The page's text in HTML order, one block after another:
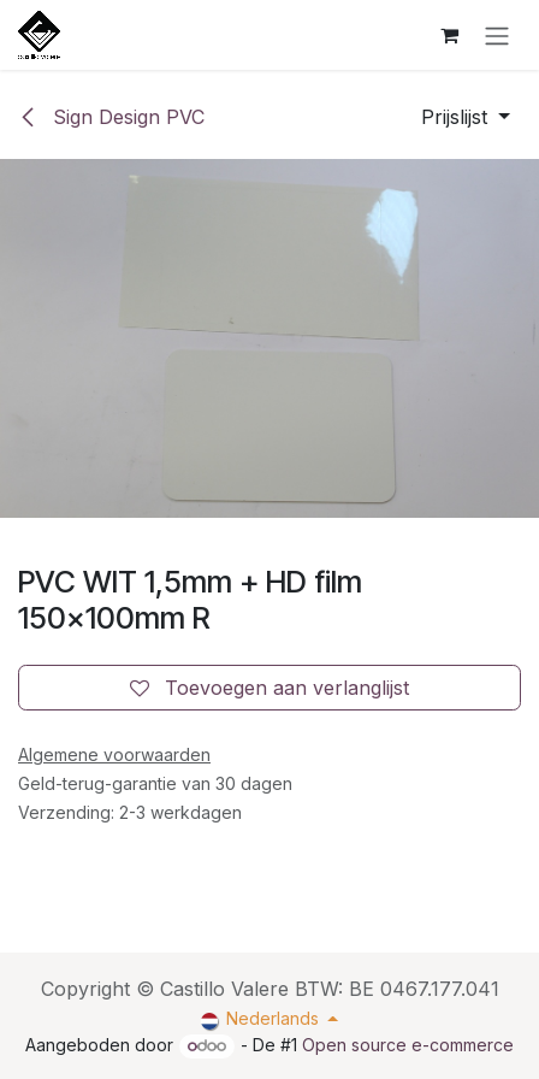
Overslaan naar inhoud
Sign Design PVC Prijslijst
PVC WIT 1,5mm + HD film
150x100mm R
Toevoegen aan verlanglijst
Algemene voorwaarden
Geld-terug-garantie van 30 dagen
Verzending: 2-3 werkdagen
Copyright © Castillo Valere BTW: BE 0467.177.041
Nederlands
Aangeboden door
- De #1Open source e-commerce